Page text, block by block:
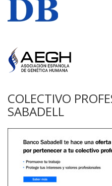
COLECTIVO
SABADELL